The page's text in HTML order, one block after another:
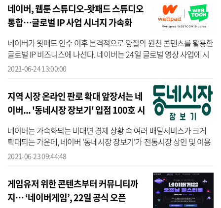
네이버, 웹툰 스튜디오-왓패드 스튜디오
통합…글로벌 IP 사업 시너지 가속화
네이버가 왓패드 인수 이후 본격적으로 양질의 원천 콘텐츠를 활용한
글로벌 IP 비즈니스에 나선다. 네이버는 24일 글로벌 영상 사업에 시
너지를 내기 위해 웹툰 스튜디오와 왓패드 스튜디오를 통합하고 '왓
2021-06-24 13:00:00
지역 시장 온라인 판로 확대 앞장서는 네
이버... '동네시장 장보기' 입점 100호 시
장 돌파
네이버는 가속화되는 비대면 경제 상황 속 여러 배달서비스가 크게
확대되는 가운데, 네이버 '동네시장 장보기'가 전통시장 상인 및 이용
자 호평을 받으며 100호 시장을 돌파했다고 23일 밝혔다. 전통시장들
2021-06-23 09:44:48
게임유저 위한 콘텐츠부터 커뮤니티까
지… ‘네이버게임’, 22일 공식 오픈